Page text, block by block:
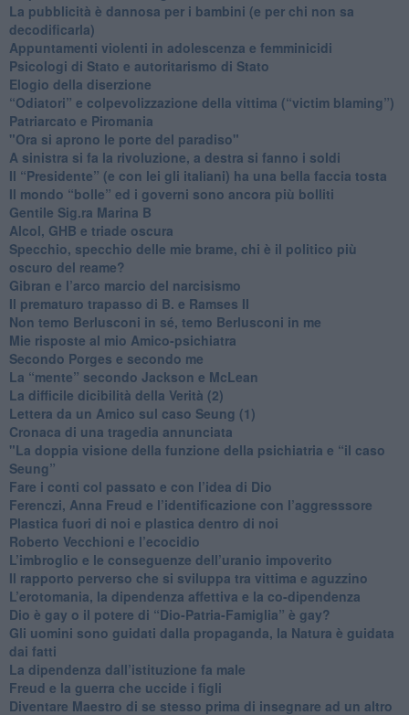
​La pubblicità è dannosa per i bambini (e per chi non sa
decodificarla)
​Appuntamenti violenti in adolescenza e femminicidi
​Psicologi di Stato e autoritarismo di Stato
Elogio della diserzione
“Odiatori” e colpevolizzazione della vittima (“victim blaming”)
​Patriarcato e Piromania
"Ora si aprono le porte del paradiso"
​A sinistra si fa la rivoluzione, a destra si fanno i soldi
​Il “Presidente” (e con lei gli italiani) ha una bella faccia tosta
​Il mondo “bolle” ed i governi sono ancora più bolliti
​Gentile Sig.ra Marina B
​Alcol, GHB e triade oscura
​Specchio, specchio delle mie brame, chi è il politico più
oscuro del reame?
​Gibran e l’arco marcio del narcisismo
​Il prematuro trapasso di B. e Ramses II
​Non temo Berlusconi in sé, temo Berlusconi in me
​Mie risposte al mio Amico-psichiatra
​Secondo Porges e secondo me
​La “mente” secondo Jackson e McLean
La difficile dicibilità della Verità (2)
​Lettera da un Amico sul caso Seung (1)
​Cronaca di una tragedia annunciata
"​La doppia visione della funzione della psichiatria e “il caso
Seung”
​Fare i conti col passato e con l’idea di Dio
​Ferenczi, Anna Freud e l’identificazione con l’aggresssore
Plastica fuori di noi e plastica dentro di noi
​Roberto Vecchioni e l’ecocidio
​L’imbroglio e le conseguenze dell’uranio impoverito
​Il rapporto perverso che si sviluppa tra vittima e aguzzino
L’erotomania, la dipendenza affettiva e la co-dipendenza
​Dio è gay o il potere di “Dio-Patria-Famiglia” è gay?
​Gli uomini sono guidati dalla propaganda, la Natura è guidata
dai fatti
La dipendenza dall’istituzione fa male
​Freud e la guerra che uccide i figli
​Diventare Maestro di se stesso prima di insegnare ad un altro